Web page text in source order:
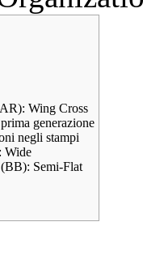
Wing Cross
generazione
negli stampi
Wide
Semi-Flat